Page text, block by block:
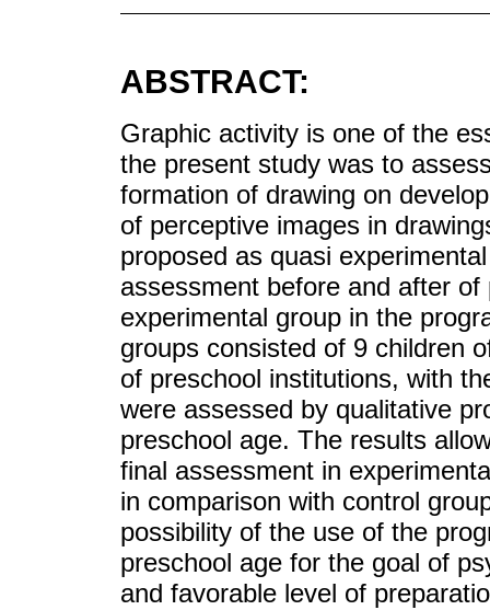
ABSTRACT:
Graphic activity is one of the
the present study was to
formation of drawing on
of perceptive images in
proposed as quasi
assessment before and after
experimental group in the
groups consisted of 9 children
of preschool institutions, with
were assessed by qualitative
preschool age. The results
final assessment in
in comparison with control
possibility of the use of the
preschool age for the goal of
and favorable level of